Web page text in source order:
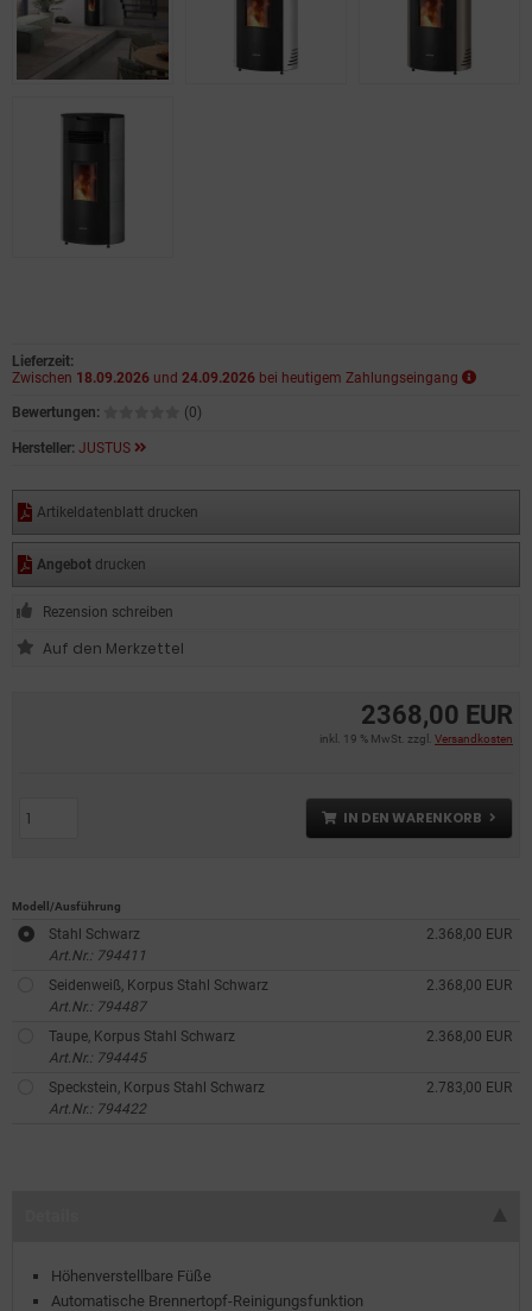
2368,00 EUR
inkl. 19 % MwSt. zzgl. Versandkosten
IN DEN WARENKORB
Lieferzeit:
Zwischen 18.09.2026 und 24.09.2026 bei heutigem Zahlungseingang
Bewertungen: (0)
Hersteller: JUSTUS
Artikeldatenblatt drucken
Angebot drucken
Rezension schreiben
Modell/Ausführung
Stahl Schwarz
2.368,00 EUR
Art.Nr.: 794411
Seidenweiß, Korpus Stahl Schwarz
2.368,00 EUR
Art.Nr.: 794487
Taupe, Korpus Stahl Schwarz
2.368,00 EUR
Art.Nr.: 794445
Speckstein, Korpus Stahl Schwarz
2.783,00 EUR
Art.Nr.: 794422
Höhenverstellbare Füße
Automatische Brennertopf-Reinigungsfunktion